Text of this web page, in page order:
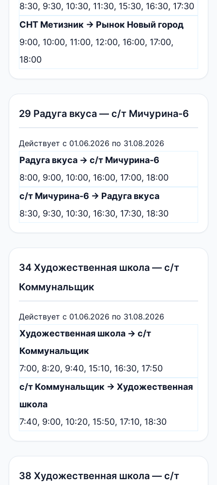
8:30, 9:30, 10:30, 11:30, 15:30, 16:30, 17:30
СНТ Метизник → Рынок Новый город
9:00, 10:00, 11:00, 12:00, 16:00, 17:00,
18:00
29 Радуга вкуса — с/т Мичурина-6
Действует с 01.06.2026 по 31.08.2026
Радуга вкуса → с/т Мичурина-6
8:00, 9:00, 10:00, 16:00, 17:00, 18:00
с/т Мичурина-6 → Радуга вкуса
8:30, 9:30, 10:30, 16:30, 17:30, 18:30
34 Художественная школа — с/т
Коммунальщик
Действует с 01.06.2026 по 31.08.2026
Художественная школа → с/т
Коммунальщик
7:00, 8:20, 9:40, 15:10, 16:30, 17:50
с/т Коммунальщик → Художественная
школа
7:40, 9:00, 10:20, 15:50, 17:10, 18:30
38 Художественная школа — с/т